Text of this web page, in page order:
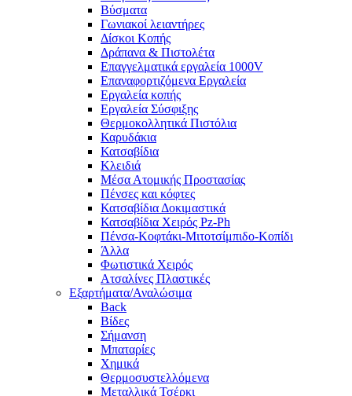
Βύσματα
Γωνιακοί λειαντήρες
Δίσκοι Κοπής
Δράπανα & Πιστολέτα
Επαγγελματικά εργαλεία 1000V
Επαναφορτιζόμενα Εργαλεία
Εργαλεία κοπής
Εργαλεία Σύσφιξης
Θερμοκολλητικά Πιστόλια
Καρυδάκια
Κατσαβίδια
Κλειδιά
Μέσα Ατομικής Προστασίας
Πένσες και κόφτες
Κατσαβίδια Δοκιμαστικά
Κατσαβίδια Χειρός Pz-Ph
Πένσα-Κοφτάκι-Μιτοτσίμπιδο-Κοπίδι
Άλλα
Φωτιστικά Χειρός
Ατσαλίνες Πλαστικές
Εξαρτήματα/Αναλώσιμα
Back
Βίδες
Σήμανση
Μπαταρίες
Χημικά
Θερμοσυστελλόμενα
Μεταλλικά Τσέρκι